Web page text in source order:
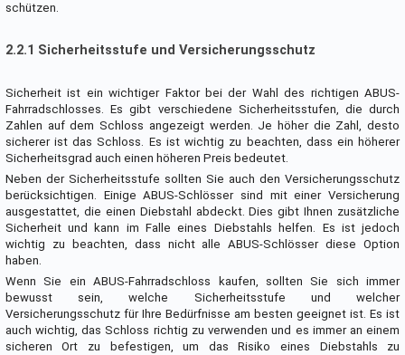
schützen.
2.2.1 Sicherheitsstufe und Versicherungsschutz
Sicherheit ist ein wichtiger Faktor bei der Wahl des richtigen ABUS-
Fahrradschlosses. Es gibt verschiedene Sicherheitsstufen, die durch
Zahlen auf dem Schloss angezeigt werden. Je höher die Zahl, desto
sicherer ist das Schloss. Es ist wichtig zu beachten, dass ein höherer
Sicherheitsgrad auch einen höheren Preis bedeutet.
Neben der Sicherheitsstufe sollten Sie auch den Versicherungsschutz
berücksichtigen. Einige ABUS-Schlösser sind mit einer Versicherung
ausgestattet, die einen Diebstahl abdeckt. Dies gibt Ihnen zusätzliche
Sicherheit und kann im Falle eines Diebstahls helfen. Es ist jedoch
wichtig zu beachten, dass nicht alle ABUS-Schlösser diese Option
haben.
Wenn Sie ein ABUS-Fahrradschloss kaufen, sollten Sie sich immer
bewusst sein, welche Sicherheitsstufe und welcher
Versicherungsschutz für Ihre Bedürfnisse am besten geeignet ist. Es ist
auch wichtig, das Schloss richtig zu verwenden und es immer an einem
sicheren Ort zu befestigen, um das Risiko eines Diebstahls zu